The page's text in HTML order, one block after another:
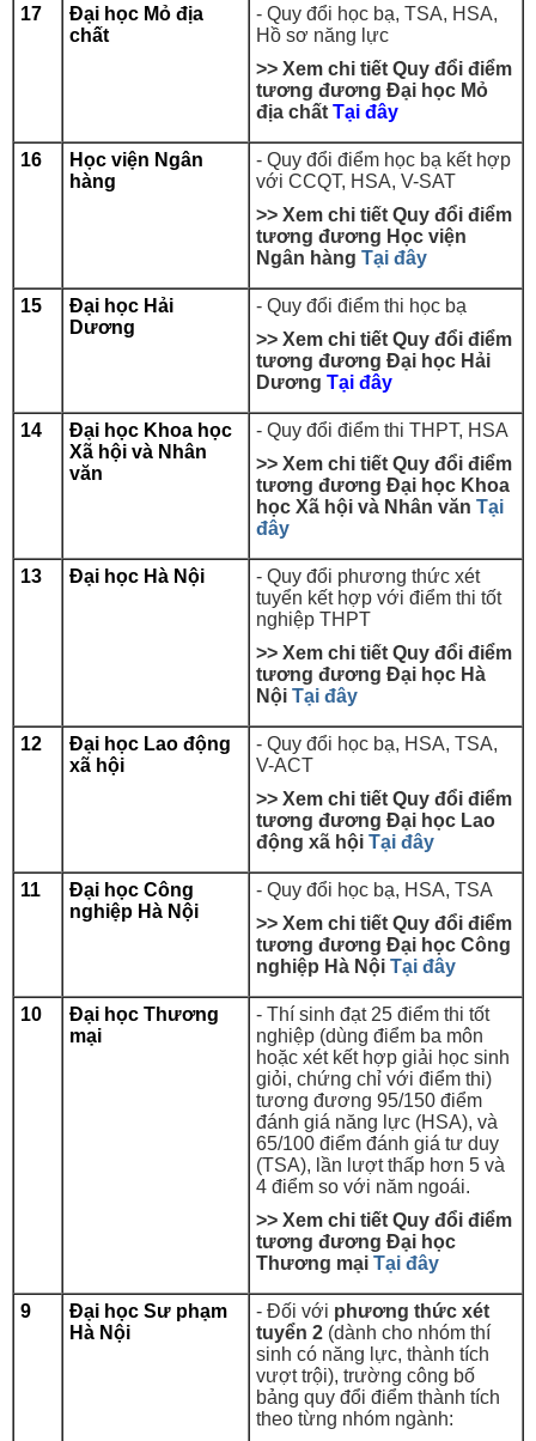
17
Đại học Mỏ địa
chất
- Quy đổi học bạ, TSA, HSA,
Hồ sơ năng lực
>> Xem chi tiết Quy đổi điểm
tương đương Đại học Mỏ
địa chất Tại đây
16
Học viện Ngân
hàng
- Quy đổi điểm học bạ kết hợp
với CCQT, HSA, V-SAT
>> Xem chi tiết Quy đổi điểm
tương đương Học viện
Ngân hàng Tại đây
15
Đại học Hải
Dương
- Quy đổi điểm thi học bạ
>> Xem chi tiết Quy đổi điểm
tương đương Đại học Hải
Dương Tại đây
14
Đại học Khoa học
Xã hội và Nhân
văn
- Quy đổi điểm thi THPT, HSA
>> Xem chi tiết Quy đổi điểm
tương đương Đại học Khoa
học Xã hội và Nhân văn Tại
đây
13 Đại học Hà Nội
- Quy đổi phương thức xét
tuyển kết hợp với điểm thi tốt
nghiệp THPT
>> Xem chi tiết Quy đổi điểm
tương đương Đại học Hà
Nội Tại đây
12
Đại học Lao động
xã hội
- Quy đổi học bạ, HSA, TSA,
V-ACT
>> Xem chi tiết Quy đổi điểm
tương đương Đại học Lao
động xã hội Tại đây
11
Đại học Công
nghiệp Hà Nội
- Quy đổi học bạ, HSA, TSA
>> Xem chi tiết Quy đổi điểm
tương đương Đại học Công
nghiệp Hà Nội Tại đây
10
Đại học Thương
mại
- Thí sinh đạt 25 điểm thi tốt
nghiệp (dùng điểm ba môn
hoặc xét kết hợp giải học sinh
giỏi, chứng chỉ với điểm thi)
tương đương 95/150 điểm
đánh giá năng lực (HSA), và
65/100 điểm đánh giá tư duy
(TSA), lần lượt thấp hơn 5 và
4 điểm so với năm ngoái.
>> Xem chi tiết Quy đổi điểm
tương đương Đại học
Thương mại Tại đây
9
Đại học Sư phạm
Hà Nội
- Đối với phương thức xét
tuyển 2 (dành cho nhóm thí
sinh có năng lực, thành tích
vượt trội), trường công bố
bảng quy đổi điểm thành tích
theo từng nhóm ngành: